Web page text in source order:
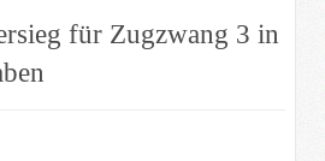
für Zugzwang 3 in